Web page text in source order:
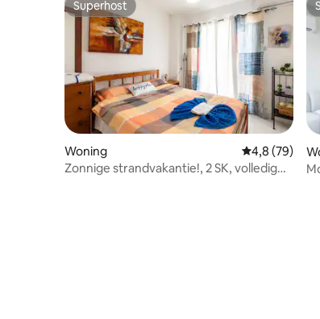
Superhost
Superhost
Woning Gemiddelde
4,8 (79)
Zonnige strandvakantie!, 2 SK, volledig